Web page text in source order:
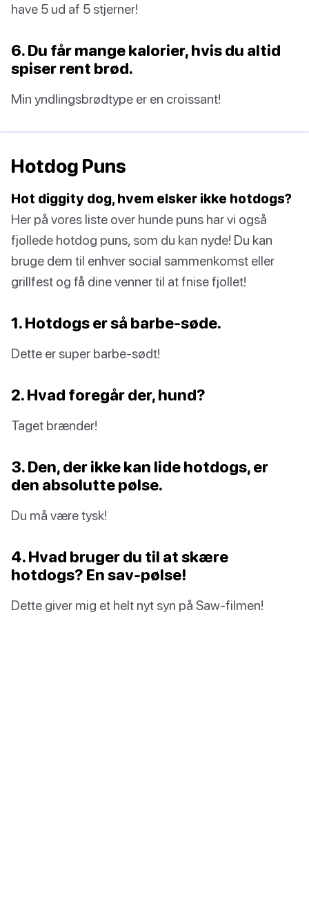
have 5 ud af 5 stjerner!
6. Du får mange kalorier, hvis du altid
spiser rent brød.
Min yndlingsbrødtype er en croissant!
Hotdog Puns
Hot diggity dog, hvem elsker ikke hotdogs?
Her på vores liste over hunde puns har vi også
fjollede hotdog puns, som du kan nyde! Du kan
bruge dem til enhver social sammenkomst eller
grillfest og få dine venner til at fnise fjollet!
1. Hotdogs er så barbe-søde.
Dette er super barbe-sødt!
2. Hvad foregår der, hund?
Taget brænder!
3. Den, der ikke kan lide hotdogs, er
den absolutte pølse.
Du må være tysk!
4. Hvad bruger du til at skære
hotdogs? En sav-pølse!
Dette giver mig et helt nyt syn på Saw-filmen!